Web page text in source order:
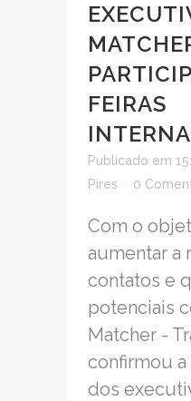
FEIRAS
Publicado em
Pires
0
Com o
aumentar a
contatos e
potenciais
Matcher -
confirmou
dos